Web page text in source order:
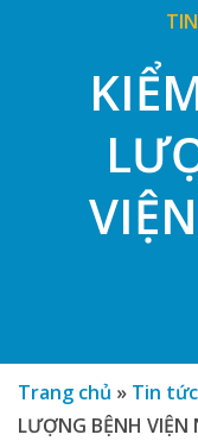
Trang chủ » Tin
LƯỢNG BỆNH VIỆN